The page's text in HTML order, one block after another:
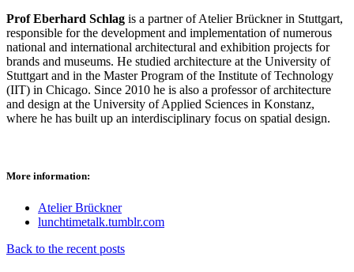
Prof Eberhard Schlag is a partner of Atelier Brückner in Stuttgart,
responsible for the development and implementation of numerous
national and international architectural and exhibition projects for
brands and museums. He studied architecture at the University of
Stuttgart and in the Master Program of the Institute of Technology
(IIT) in Chicago. Since 2010 he is also a professor of architecture
and design at the University of Applied Sciences in Konstanz,
where he has built up an interdisciplinary focus on spatial design.
More information:
Atelier Brückner
lunchtimetalk.tumblr.com
Back to the recent posts